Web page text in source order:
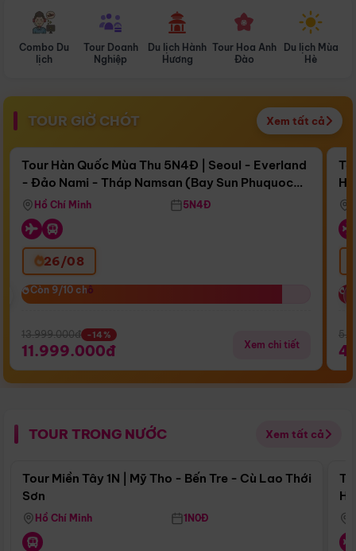
Combo Du
lịch
Tour Doanh
Nghiệp
Du lịch Hành
Hương
Tour Hoa Anh
Đào
Du lịch Mùa
Hè
TOUR GIỜ CHÓT Xem tất cả
Còn17 ngày 03:37:47
Bay Sun Phuquoc Airways
Điểm nổi bật
Tour Hàn Quốc Mùa Thu 5N4Đ | Seoul - Everland
- Đảo Nami - Tháp Namsan (Bay Sun Phuquoc
Airways)
Hồ Chí Minh 5N4Đ
26/08
Còn 9/10 chỗ
Còn 9/10 chỗ
13.999.000đ -14%
11.999.000đ Xem chi tiết
TOUR TRONG NƯỚC Xem tất cả
Điểm nổi bật
Tour Miền Tây 1N | Mỹ Tho - Bến Tre - Cù Lao Thới
Sơn
Hồ Chí Minh 1N0Đ